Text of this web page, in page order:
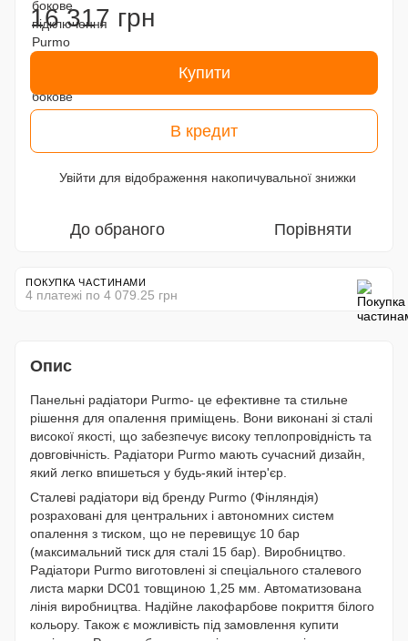
16 317 грн
Купити
В кредит
Увійти для відображення накопичувальної знижки
До обраного Порівняти
ПОКУПКА ЧАСТИНАМИ
4 платежі по 4 079.25 грн
Опис
Панельні радіатори Purmo- це ефективне та стильне
рішення для опалення приміщень. Вони виконані зі сталі
високої якості, що забезпечує високу теплопровідність та
довговічність. Радіатори Purmo мають сучасний дизайн,
який легко впишеться у будь-який інтер'єр.
Сталеві радіатори від бренду Purmo (Фінляндія)
розраховані для центральних і автономних систем
опалення з тиском, що не перевищує 10 бар
(максимальний тиск для сталі 15 бар). Виробництво.
Радіатори Purmo виготовлені зі спеціального сталевого
листа марки DC01 товщиною 1,25 мм. Автоматизована
лінія виробництва. Надійне лакофарбове покриття білого
кольору. Також є можливість під замовлення купити